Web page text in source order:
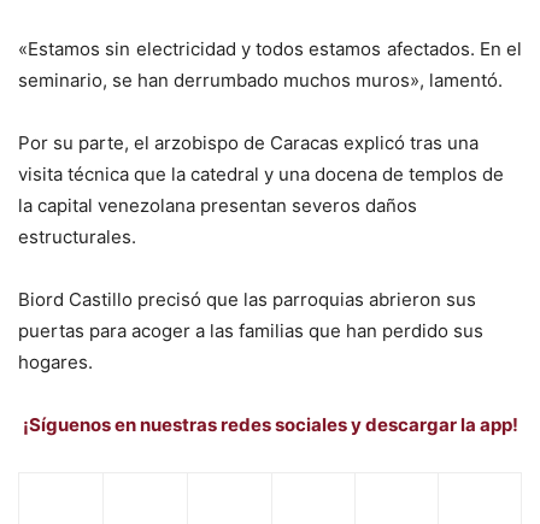
«Estamos sin electricidad y todos estamos afectados. En el
seminario, se han derrumbado muchos muros», lamentó.
Por su parte, el arzobispo de Caracas explicó tras una
visita técnica que la catedral y una docena de templos de
la capital venezolana presentan severos daños
estructurales.
Biord Castillo precisó que las parroquias abrieron sus
puertas para acoger a las familias que han perdido sus
hogares.
¡Síguenos en nuestras redes sociales y descargar la app!